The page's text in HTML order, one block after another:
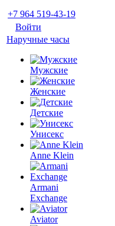
+7 964 519-43-19
Войти
Наручные часы
Мужские
Женские
Детские
Унисекс
Anne Klein
Armani
Exchange
Aviator